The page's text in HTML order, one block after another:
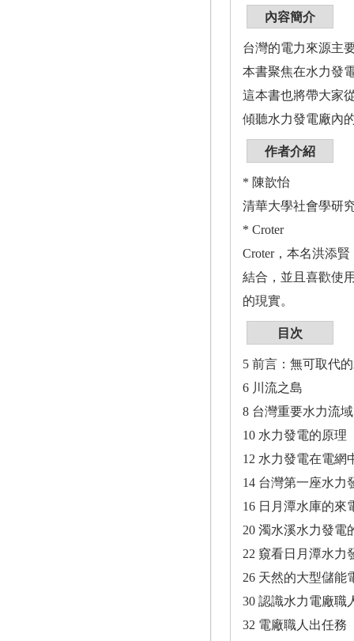
內容簡介
台灣的電力來源主
本書聚焦在水力發
這本書也將帶大家
傾聽水力發電廠內
作者介紹
* 陳歆怡
清華大學社會學研
* Croter
Croter，本名洪添
結合，並且喜歡使
的現實。
目次
5 前言：無可取代
6 川流之島
8 台灣重要水力流
10 水力發電的原理
12 水力發電在電網
14 台灣第一座水力
16 日月潭水庫的來
20 濁水溪水力發電
22 窺看日月潭水力
26 天然的大型儲
30 認識水力電廠職
32 電廠職人出任務